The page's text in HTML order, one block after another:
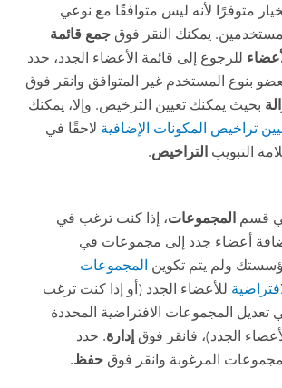
متوفرًا لأنه ليس متوافقًا مع نوعي
يمكنك النقر فوق جمع قائمة
للرجوع إلى قائمة الأعضاء الجدد، حدد
بنوع المستخدم غير المتوافق وانقر فوق
بحيث يمكنك تعيين الترخيص. وإلا، يمكنك
تراخيص المكونات الإضافية لاحقًا في
التبويب التراخيص.
قسم المجموعات، إذا كنت ترغب في
أعضاء جدد إلى مجموعات في
ولم يتم تكوين المجموعات
للأعضاء الجدد (أو إذا كنت ترغب
تعديل المجموعات الافتراضية المحددة
الجدد)، فانقر فوق إدارة. حدد
المرغوبة وانقر فوق حفظ.